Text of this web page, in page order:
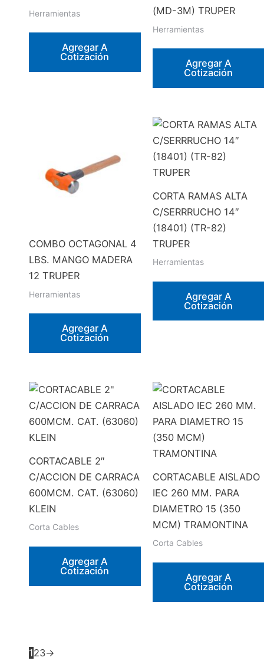
Herramientas
Agregar A
Cotización
(MD-3M) TRUPER
Herramientas
Agregar A
Cotización
COMBO OCTAGONAL 4
LBS. MANGO MADERA
12 TRUPER
Herramientas
Agregar A
Cotización
CORTA RAMAS ALTA
C/SERRRUCHO 14″
(18401) (TR-82)
TRUPER
Herramientas
Agregar A
Cotización
CORTACABLE 2″
C/ACCION DE CARRACA
600MCM. CAT. (63060)
KLEIN
Corta Cables
Agregar A
Cotización
CORTACABLE AISLADO
IEC 260 MM. PARA
DIAMETRO 15 (350
MCM) TRAMONTINA
Corta Cables
Agregar A
Cotización
123→